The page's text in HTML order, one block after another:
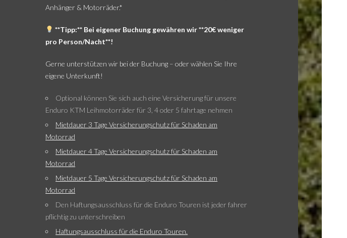
Anhänger & Motorräder.*
**Tipp:** Bei eigener Buchung gewähren wir **20€ weniger
pro Person/Nacht**!
Gerne unterstützen wir bei der Buchung – oder wählen Sie Ihre
eigene Unterkunft!
Optional können Sie sich auch eine Versicherung für unsere
Enduro KTM Leihmotorräder für 3, 4 oder 5 fahrtage nehmen
Mietdauer 3 Tage Versicherungschutz für Schaden am
Motorrad
Mietdauer 4 Tage Versicherungschutz für Schaden am
Motorrad
Mietdauer 5 Tage Versicherungschutz für Schaden am
Motorrad
Den Haftungsausschluss für die Enduro Touren ist jeder fahrer
pflichtig zu unterschreiben
Haftungsausschluss für die Enduro Touren.